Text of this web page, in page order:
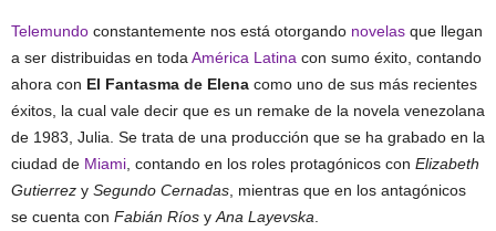
Telemundo constantemente nos está otorgando novelas que llegan
a ser distribuidas en toda América Latina con sumo éxito, contando
ahora con El Fantasma de Elena como uno de sus más recientes
éxitos, la cual vale decir que es un remake de la novela venezolana
de 1983, Julia. Se trata de una producción que se ha grabado en la
ciudad de Miami , contando en los roles protagónicos con Elizabeth
Gutierrez y Segundo Cernadas , mientras que en los antagónicos
se cuenta con Fabián Ríos y Ana Layevska